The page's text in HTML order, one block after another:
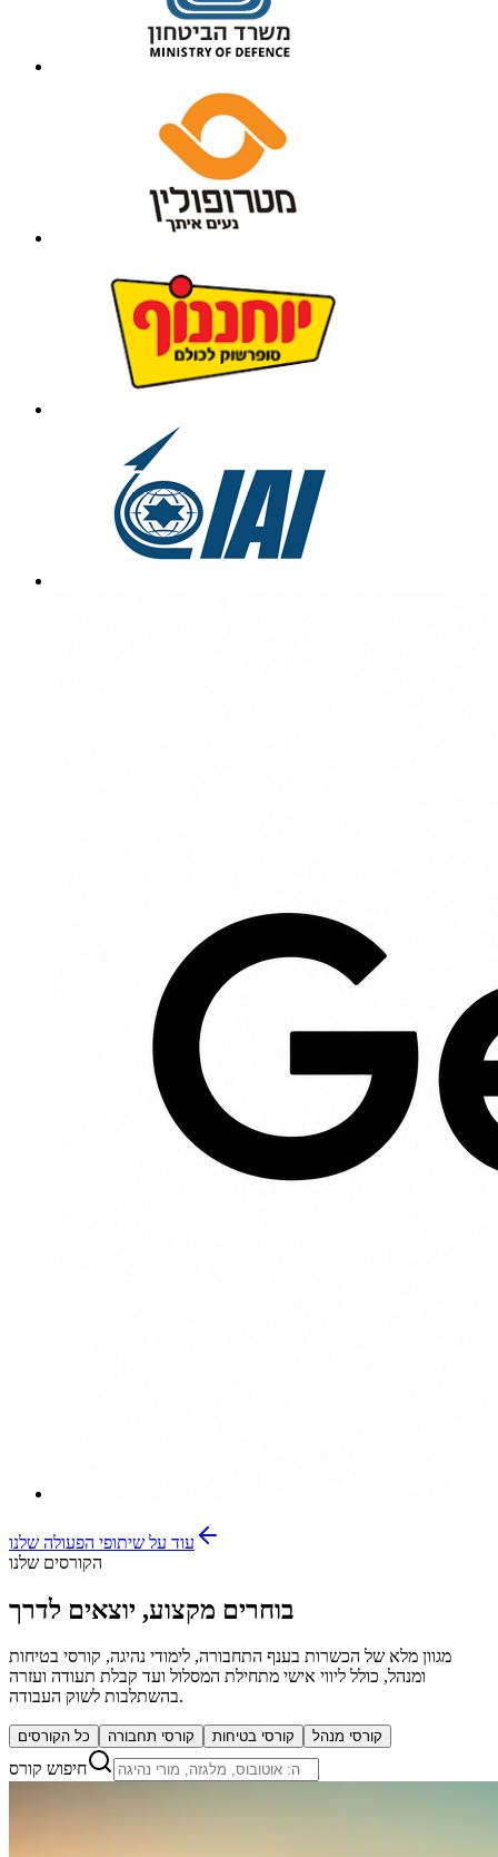
עוד על שיתופי הפעולה שלנו
הקורסים שלנו
בוחרים מקצוע, יוצאים לדרך
מגוון מלא של הכשרות בענף התחבורה, לימודי נהיגה, קורסי בטיחות
ומנהל, כולל ליווי אישי מתחילת המסלול ועד קבלת תעודה ועזרה
בהשתלבות לשוק העבודה.
כל הקורסים קורסי תחבורה קורסי בטיחות קורסי מנהל
חיפוש קורס